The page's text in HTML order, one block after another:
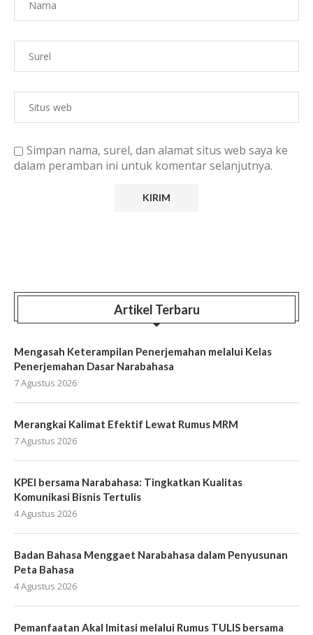
Simpan nama, surel, dan alamat situs web saya ke
dalam peramban ini untuk komentar selanjutnya.
Artikel Terbaru
Mengasah Keterampilan Penerjemahan melalui Kelas
Penerjemahan Dasar Narabahasa
7 Agustus 2026
Merangkai Kalimat Efektif Lewat Rumus MRM
7 Agustus 2026
KPEI bersama Narabahasa: Tingkatkan Kualitas
Komunikasi Bisnis Tertulis
4 Agustus 2026
Badan Bahasa Menggaet Narabahasa dalam Penyusunan
Peta Bahasa
4 Agustus 2026
Pemanfaatan Akal Imitasi melalui Rumus TULIS bersama